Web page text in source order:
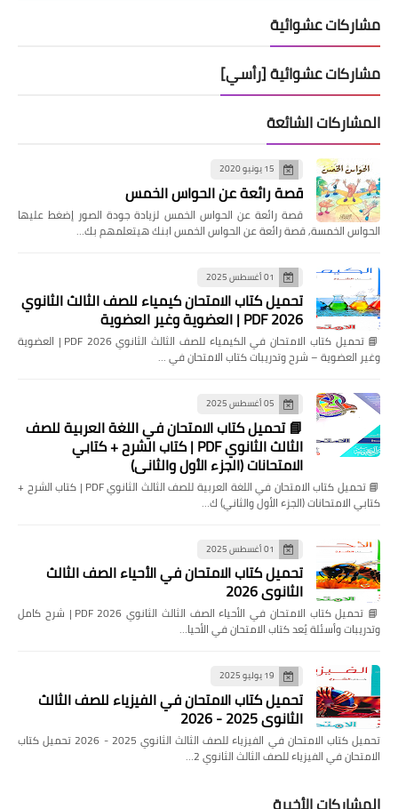
مشاركات عشوائية
مشاركات عشوائية [رأسي]
المشاركات الشائعة
15 يونيو 2020
قصة رائعة عن الحواس الخمس
قصة رائعة عن الحواس الخمس لزيادة جودة الصور إضغط عليها
الحواس الخمسة, قصة رائعة عن الحواس الخمس ابنك هيتعلمهم بك…
01 أغسطس 2025
تحميل كتاب الامتحان كيمياء للصف الثالث الثانوي
2026 PDF | العضوية وغير العضوية
📘 تحميل كتاب الامتحان في الكيمياء للصف الثالث الثانوي 2026 PDF | العضوية
وغير العضوية – شرح وتدريبات كتاب الامتحان في …
05 أغسطس 2025
📘 تحميل كتاب الامتحان في اللغة العربية للصف
الثالث الثانوي PDF | كتاب الشرح + كتابي
الامتحانات (الجزء الأول والثاني)
📘 تحميل كتاب الامتحان في اللغة العربية للصف الثالث الثانوي PDF | كتاب الشرح +
كتابي الامتحانات (الجزء الأول والثاني) ك…
01 أغسطس 2025
تحميل كتاب الامتحان في الأحياء الصف الثالث
الثانوي 2026
📘 تحميل كتاب الامتحان في الأحياء الصف الثالث الثانوي 2026 PDF | شرح كامل
وتدريبات وأسئلة يُعد كتاب الامتحان في الأحيا…
19 يوليو 2025
تحميل كتاب الامتحان في الفيزياء للصف الثالث
الثانوي 2025 - 2026
تحميل كتاب الامتحان في الفيزياء للصف الثالث الثانوي 2025 - 2026 تحميل كتاب
الامتحان في الفيزياء للصف الثالث الثانوي 2…